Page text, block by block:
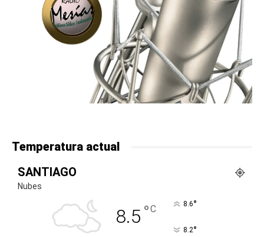
Temperatura actual
SANTIAGO
Nubes
8.5 °C 8.6°
8.2°